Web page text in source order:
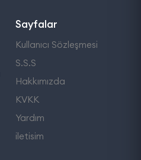
Sayfalar
Kullanıcı Sözleşmesi
S.S.S
Hakkımızda
KVKK
Yardım
iletisim